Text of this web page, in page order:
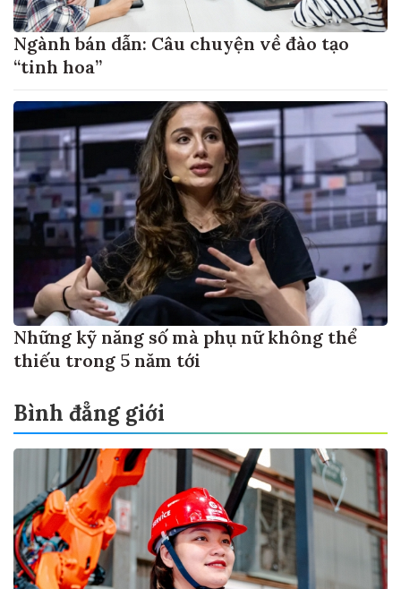
Ngành bán dẫn: Câu chuyện về đào tạo
“tinh hoa”
Những kỹ năng số mà phụ nữ không thể
thiếu trong 5 năm tới
Bình đẳng giới